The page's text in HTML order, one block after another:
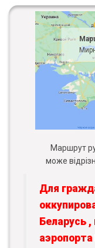
Маршрут
може
Для
Беларусь